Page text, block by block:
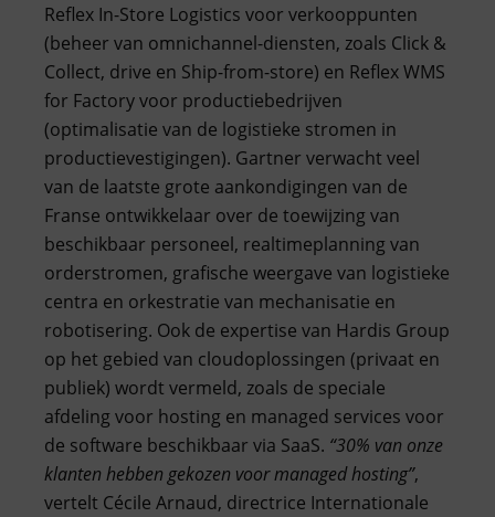
Reflex In-Store Logistics voor verkooppunten
(beheer van omnichannel-diensten, zoals Click &
Collect, drive en Ship-from-store) en Reflex WMS
for Factory voor productiebedrijven
(optimalisatie van de logistieke stromen in
productievestigingen). Gartner verwacht veel
van de laatste grote aankondigingen van de
Franse ontwikkelaar over de toewijzing van
beschikbaar personeel, realtimeplanning van
orderstromen, grafische weergave van logistieke
centra en orkestratie van mechanisatie en
robotisering. Ook de expertise van Hardis Group
op het gebied van cloudoplossingen (privaat en
publiek) wordt vermeld, zoals de speciale
afdeling voor hosting en managed services voor
de software beschikbaar via SaaS. “30% van onze
klanten hebben gekozen voor managed hosting”,
vertelt Cécile Arnaud, directrice Internationale